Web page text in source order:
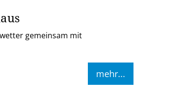
gemeinsam mit
mehr...